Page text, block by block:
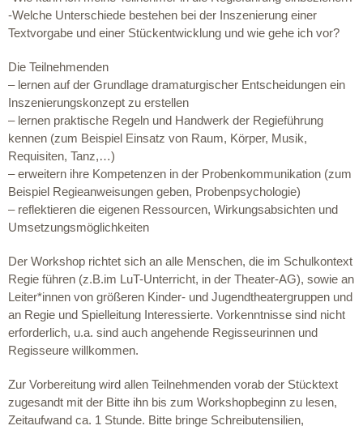
-Welche Unterschiede bestehen bei der Inszenierung einer
Textvorgabe und einer Stückentwicklung und wie gehe ich vor?
Die Teilnehmenden
– lernen auf der Grundlage dramaturgischer Entscheidungen ein
Inszenierungskonzept zu erstellen
– lernen praktische Regeln und Handwerk der Regieführung
kennen (zum Beispiel Einsatz von Raum, Körper, Musik,
Requisiten, Tanz,…)
– erweitern ihre Kompetenzen in der Probenkommunikation (zum
Beispiel Regieanweisungen geben, Probenpsychologie)
– reflektieren die eigenen Ressourcen, Wirkungsabsichten und
Umsetzungsmöglichkeiten
Der Workshop richtet sich an alle Menschen, die im Schulkontext
Regie führen (z.B.im LuT-Unterricht, in der Theater-AG), sowie an
Leiter*innen von größeren Kinder- und Jugendtheatergruppen und
an Regie und Spielleitung Interessierte. Vorkenntnisse sind nicht
erforderlich, u.a. sind auch angehende Regisseurinnen und
Regisseure willkommen.
Zur Vorbereitung wird allen Teilnehmenden vorab der Stücktext
zugesandt mit der Bitte ihn bis zum Workshopbeginn zu lesen,
Zeitaufwand ca. 1 Stunde. Bitte bringe Schreibutensilien,